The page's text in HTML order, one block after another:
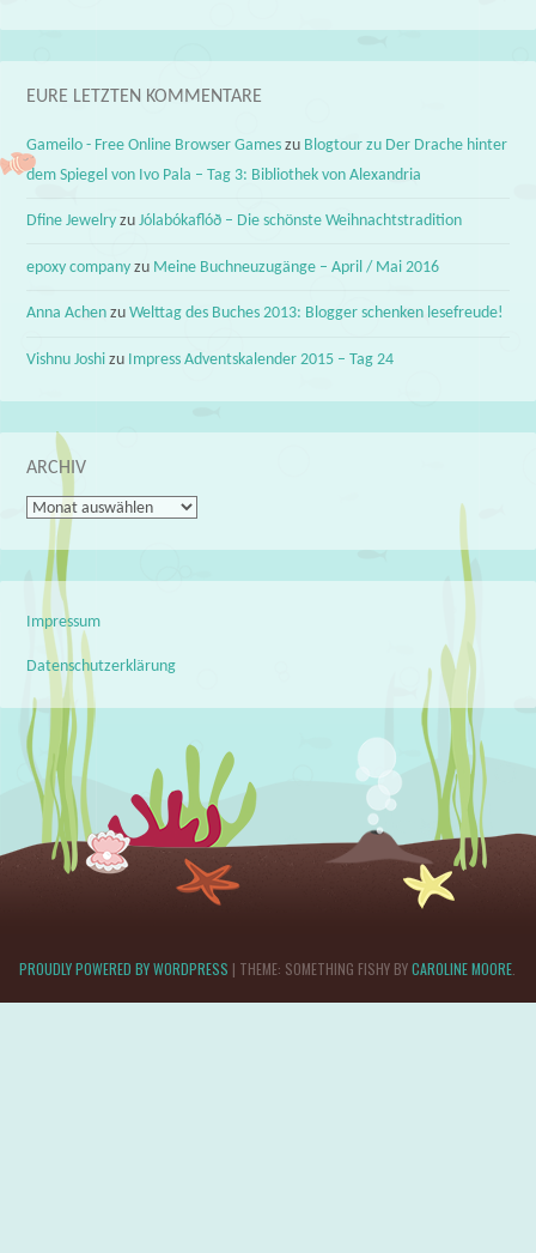
EURE LETZTEN KOMMENTARE
Gameilo - Free Online Browser Games zu Blogtour zu Der Drache hinter
dem Spiegel von Ivo Pala – Tag 3: Bibliothek von Alexandria
Dfine Jewelry zuJólabókaflóð – Die schönste Weihnachtstradition
epoxy company zu Meine Buchneuzugänge – April / Mai 2016
Anna Achen zuWelttag des Buches 2013: Blogger schenken lesefreude!
Vishnu Joshi zu Impress Adventskalender 2015 – Tag 24
ARCHIV
Archiv
Impressum
Datenschutzerklärung
PROUDLY POWERED BY WORDPRESS | THEME: SOMETHING FISHY BYCAROLINE MOORE